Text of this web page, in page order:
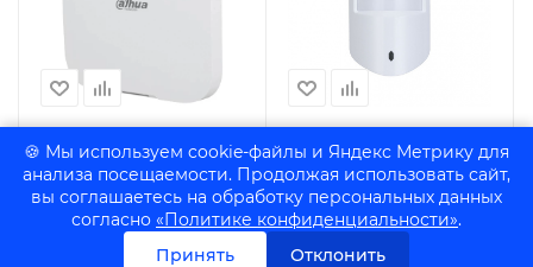
Dahua DHI-ARC3800H-
W2(868) Контроллер
охранной
сигнализации
/шт
Dahua DHI-ARD1233-
W2(868) ИК-датчик
🍪 Мы используем cookie-файлы и Яндекс Метрику для
анализа посещаемости. Продолжая использовать сайт,
вы соглашаетесь на обработку персональных данных
согласно «Политике конфиденциальности».
Принять
Отклонить